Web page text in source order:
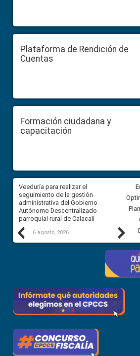
Plataforma de Rendición de
Cuentas
Formación ciudadana y
capacitación
Previous
Veeduría para realizar el
seguimiento de la gestión
administrativa del Gobierno
Autónomo Descentralizado
parroquial rural de Calacalí
6 agosto, 2026